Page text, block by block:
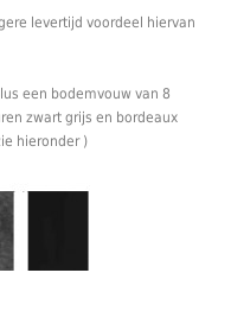
levertijd voordeel hiervan
een bodemvouw van 8
zwart grijs en bordeaux
hieronder )